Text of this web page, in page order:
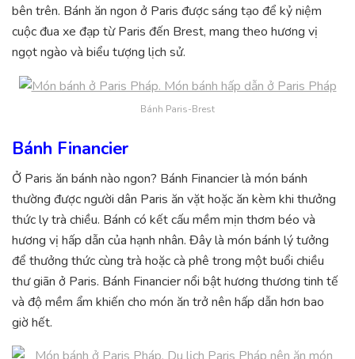
bên trên. Bánh ăn ngon ở Paris được sáng tạo để kỷ niệm
cuộc đua xe đạp từ Paris đến Brest, mang theo hương vị
ngọt ngào và biểu tượng lịch sử.
Bánh Paris-Brest
Bánh Financier
Ở Paris ăn bánh nào ngon? Bánh Financier là món bánh
thường được người dân Paris ăn vặt hoặc ăn kèm khi thưởng
thức ly trà chiều. Bánh có kết cấu mềm mịn thơm béo và
hương vị hấp dẫn của hạnh nhân. Đây là món bánh lý tưởng
để thưởng thức cùng trà hoặc cà phê trong một buổi chiều
thư giãn ở Paris. Bánh Financier nổi bật hương thương tinh tế
và độ mềm ẩm khiến cho món ăn trở nên hấp dẫn hơn bao
giờ hết.